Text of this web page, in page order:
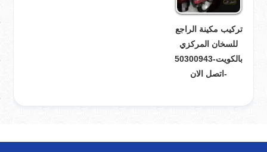
تركيب مكينة الراجع
للسخان المركزي
بالكويت-50300943
-اتصل الان